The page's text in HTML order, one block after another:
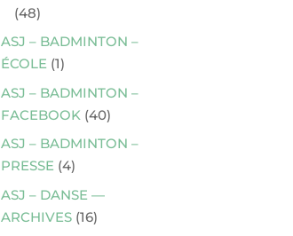
(48)
ASJ – BADMINTON –
ÉCOLE (1)
ASJ – BADMINTON –
FACEBOOK (40)
ASJ – BADMINTON –
PRESSE (4)
ASJ – DANSE —
ARCHIVES (16)